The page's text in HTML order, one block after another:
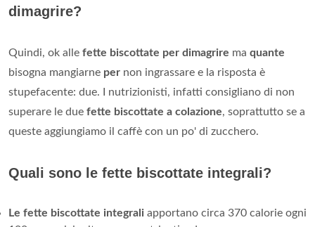
dimagrire?
Quindi, ok alle fette biscottate per dimagrire ma quante
bisogna mangiarne per non ingrassare e la risposta è
stupefacente: due. I nutrizionisti, infatti consigliano di non
superare le due fette biscottate a colazione, soprattutto se a
queste aggiungiamo il caffè con un po' di zucchero.
Quali sono le fette biscottate integrali?
Le fette biscottate integrali apportano circa 370 calorie ogni